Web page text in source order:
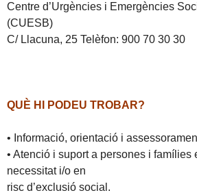
Centre d’Urgències i Emergències
(CUESB)
C/ Llacuna, 25 Telèfon: 900 70 30 30
QUÈ HI PODEU TROBAR?
• Informació, orientació i
• Atenció i suport a persones i famílies
necessitat i/o en
risc d’exclusió social.